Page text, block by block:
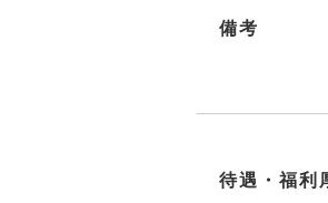
備考
待遇・福利